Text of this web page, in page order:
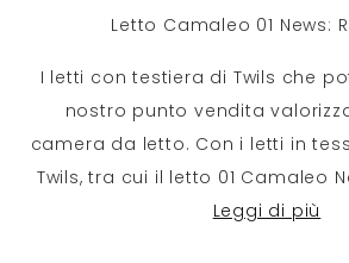
Letto Camaleo 01 News:
I letti con testiera di Twils che
nostro punto vendita
camera da letto. Con i letti in
Twils, tra cui il letto 01 Camaleo
Leggi di più